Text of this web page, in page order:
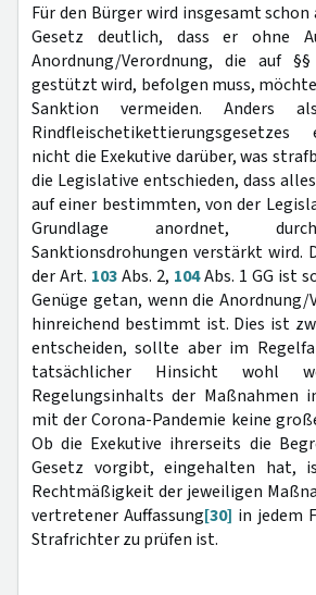
Für den Bürger wird insgesamt
Gesetz deutlich, dass er ohne
Anordnung/Verordnung, die auf §§
gestützt wird, befolgen muss,
Sanktion vermeiden. Anders
nicht die Exekutive darüber, was
die Legislative entschieden, dass
auf einer bestimmten, von der
Grundlage anordnet,
Sanktionsdrohungen verstärkt wird.
der Art. 103Abs. 2, 104Abs. 1 GG ist
Genüge getan, wenn die Anordnung/
hinreichend bestimmt ist. Dies ist
entscheiden, sollte aber im
tatsächlicher Hinsicht wohl
Regelungsinhalts der Maßnahmen
mit der Corona-Pandemie keine
Ob die Exekutive ihrerseits die
Gesetz vorgibt, eingehalten hat,
Rechtmäßigkeit der jeweiligen
vertretener Auffassung[30] in jedem
Strafrichter zu prüfen ist.